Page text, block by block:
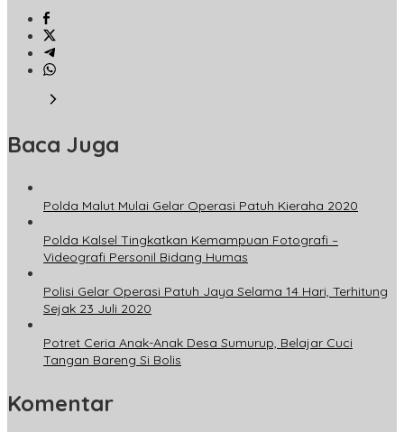
Baca Juga
Polda Malut Mulai Gelar Operasi Patuh Kieraha 2020
Polda Kalsel Tingkatkan Kemampuan Fotografi –
Videografi Personil Bidang Humas
Polisi Gelar Operasi Patuh Jaya Selama 14 Hari, Terhitung
Sejak 23 Juli 2020
Potret Ceria Anak-Anak Desa Sumurup, Belajar Cuci
Tangan Bareng Si Bolis
Komentar